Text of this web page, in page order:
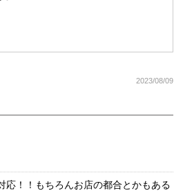
2023/08/09
応！！もちろんお店の都合とかもある